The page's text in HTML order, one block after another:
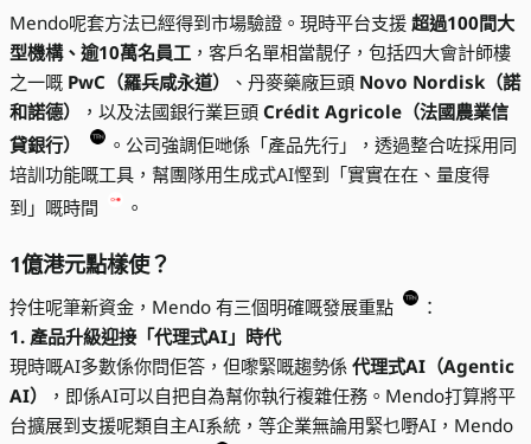
Mendo呢套方法已經得到市場驗證。現時平台支援 超過100間大
型機構、逾10萬名員工 ，客戶名單相當靚仔，包括四大會計師樓
之一嘅 PwC（羅兵咸永道） 、丹麥藥廠巨頭 Novo Nordisk（諾
和諾德）
，以及法國銀行業巨頭 Crédit Agricole（法國農業信
貸銀行）
。公司強調佢哋係「產品先行」，透過整合咗採用同
培訓功能嘅工具，幫團隊用生成式AI慳到「實實在在、量度得
到」嘅時間
。
1億港元點樣使？
拎住呢筆新資金，Mendo 有三個明確嘅發展重點
：
1. 產品升級迎接「代理式AI」時代
現時嘅AI多數係你問佢答，但嚟緊嘅趨勢係 代理式AI（Agentic
AI）
，即係AI可以自把自為幫你執行複雜任務。Mendo打算將平
台擴展到支援呢類自主AI系統，等企業無論用緊乜嘢AI，Mendo